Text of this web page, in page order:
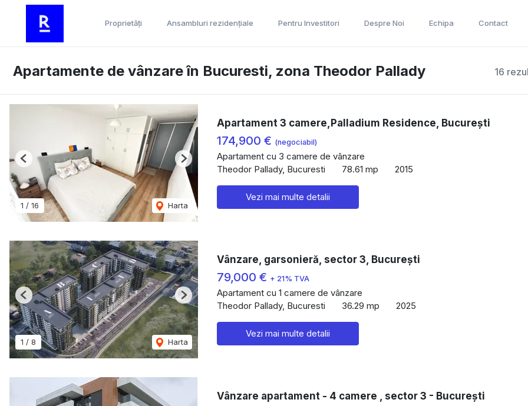
Proprietăți Ansambluri rezidențiale Pentru Investitori Despre Noi Echipa Contact
16
Apartamente de vânzare în Bucuresti, zona Theodor Pallady
1 / 16 Harta
Previous Next
Apartament 3 camere,Palladium Residence, București
174,900 € (negociabil)
Apartament cu 3 camere de vânzare
Theodor Pallady, Bucuresti
78.61 mp 2015
Vezi mai multe detalii
1 / 8 Harta
Previous Next
Vânzare, garsonieră, sector 3, București
79,000 € + 21% TVA
Apartament cu 1 camere de vânzare
Theodor Pallady, Bucuresti
36.29 mp 2025
Vezi mai multe detalii
Vânzare apartament - 4 camere , sector 3 - București